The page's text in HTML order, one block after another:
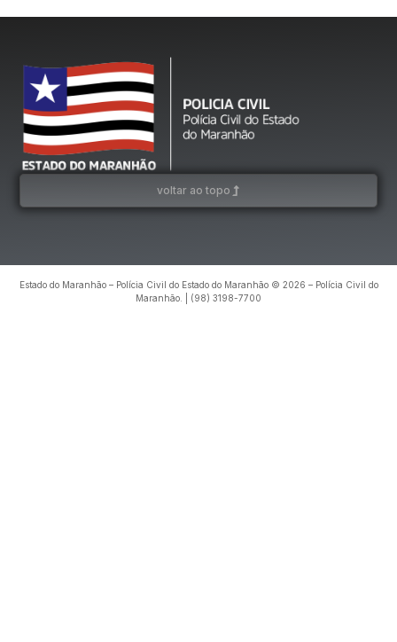
voltar ao topo
Estado do Maranhão – Polícia Civil do Estado do Maranhão © 2026 – Polícia Civil do
Maranhão. | (98) 3198-7700